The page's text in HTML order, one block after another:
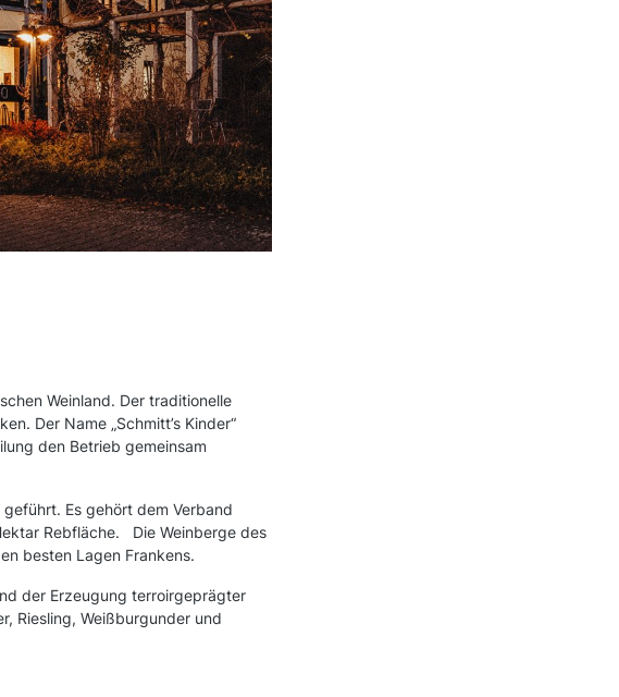
Weinland. Der traditionelle
Der Name „Schmitt’s Kinder“
den Betrieb gemeinsam
Es gehört dem Verband
Rebfläche. Die Weinberge des
besten Lagen Frankens.
der Erzeugung terroirgeprägter
Riesling, Weißburgunder und